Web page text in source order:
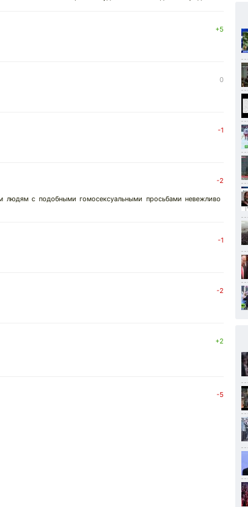
+5
0
-1
-2
людям с подобными гомосексуальными просьбами невежливо
-1
-2
+2
-5